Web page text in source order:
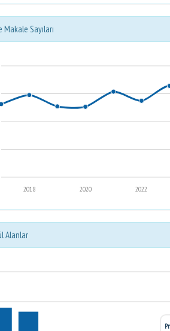
Makale Sayıları
2022
2020
2018
Alanlar